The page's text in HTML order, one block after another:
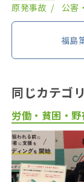
原発事故
公害
福島
同じカテゴ
労働・貧困・野